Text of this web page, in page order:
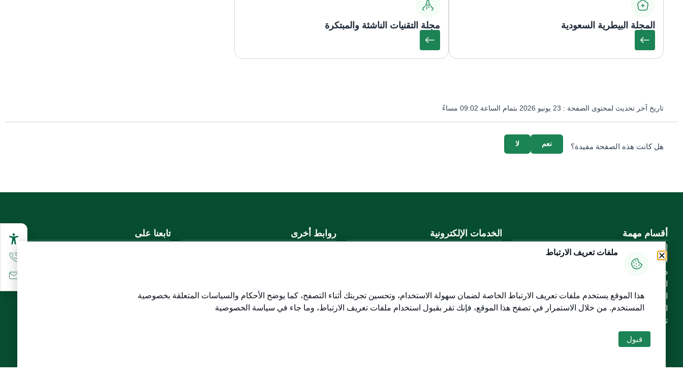
المجلة البيطرية السعودية مجلة التقنيات الناشئة والمبتكرة
تاريخ آخر تحديث لمحتوى الصفحة : 23 يونيو 2026 بتمام الساعة 09:02 مساءً
هل كانت هذه الصفحة مفيدة؟ لا نعم
أقسام مهمة
المعرفة الرقمية
دليل الخدمات
البيانات المفتوحة
السياسات واللوائح
تواصل معنا
الخدمات الإلكترونية
إنجاز
روابط أخرى
منصة الاستشارات القانونية (استطلاع)
التوظيف
تابعنا على
خريطة الموقع
ملفات تعريف الارتباط
هذا الموقع يستخدم ملفات تعريف الارتباط الخاصة لضمان سهولة الاستخدام، وتحسين تجربتك أثناء التصفح، كما يوضح الأحكام والسياسات المتعلقة بخصوصية
المستخدم. من خلال الاستمرار في تصفح هذا الموقع، فإنك تقر بقبول استخدام ملفات تعريف الارتباط، وما جاء في سياسة الخصوصية
قبول